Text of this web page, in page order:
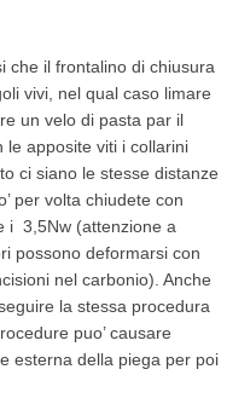
che il frontalino di chiusura
vivi, nel qual caso limare
un velo di pasta par il
apposite viti i collarini
ci siano le stesse distanze
per volta chiudete con
i 3,5Nw (attenzione a
possono deformarsi con
nel carbonio). Anche
la stessa procedura
puo’ causare
esterna della piega per poi